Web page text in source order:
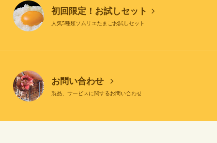
初回限定！お試しセット
人気5種類ソムリエたまごお試しセット
お問い合わせ
製品、サービスに関するお問い合わせ